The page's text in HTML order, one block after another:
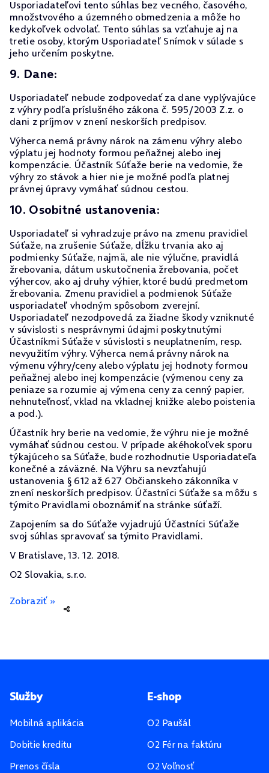
Usporiadateľovi tento súhlas bez vecného, časového,
množstvového a územného obmedzenia a môže ho
kedykoľvek odvolať. Tento súhlas sa vzťahuje aj na
tretie osoby, ktorým Usporiadateľ Snímok v súlade s
jeho určením poskytne.
9. Dane:
Usporiadateľ nebude zodpovedať za dane vyplývajúce
z výhry podľa príslušného zákona č. 595/2003 Z.z. o
dani z príjmov v znení neskorších predpisov.
Výherca nemá právny nárok na zámenu výhry alebo
výplatu jej hodnoty formou peňažnej alebo inej
kompenzácie. Účastník Súťaže berie na vedomie, že
výhry zo stávok a hier nie je možné podľa platnej
právnej úpravy vymáhať súdnou cestou.
10. Osobitné ustanovenia:
Usporiadateľ si vyhradzuje právo na zmenu pravidiel
Súťaže, na zrušenie Súťaže, dĺžku trvania ako aj
podmienky Súťaže, najmä, ale nie výlučne, pravidlá
žrebovania, dátum uskutočnenia žrebovania, počet
výhercov, ako aj druhy výhier, ktoré budú predmetom
žrebovania. Zmenu pravidiel a podmienok Súťaže
usporiadateľ vhodným spôsobom zverejní.
Usporiadateľ nezodpovedá za žiadne škody vzniknuté
v súvislosti s nesprávnymi údajmi poskytnutými
Účastníkmi Súťaže v súvislosti s neuplatnením, resp.
nevyužitím výhry. Výherca nemá právny nárok na
výmenu výhry/ceny alebo výplatu jej hodnoty formou
peňažnej alebo inej kompenzácie (výmenou ceny za
peniaze sa rozumie aj výmena ceny za cenný papier,
nehnuteľnosť, vklad na vkladnej knižke alebo poistenia
a pod.).
Účastník hry berie na vedomie, že výhru nie je možné
vymáhať súdnou cestou. V prípade akéhokoľvek sporu
týkajúceho sa Súťaže, bude rozhodnutie Usporiadateľa
konečné a záväzné. Na Výhru sa nevzťahujú
ustanovenia § 612 až 627 Občianskeho zákonníka v
znení neskorších predpisov. Účastníci Súťaže sa môžu s
týmito Pravidlami oboznámiť na stránke súťaží.
Zapojením sa do Súťaže vyjadrujú Účastníci Súťaže
svoj súhlas spravovať sa týmito Pravidlami.
V Bratislave, 13. 12. 2018.
O2 Slovakia, s.r.o.
Zobraziť »
Pätička stránky
Služby
Mobilná aplikácia
Dobitie kreditu
Prenos čísla
E-shop
O2 Paušál
O2 Fér na faktúru
O2 Voľnosť